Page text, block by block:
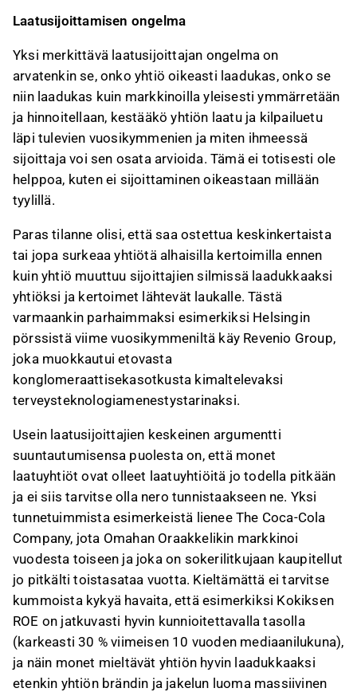
Laatusijoittamisen ongelma
Yksi merkittävä laatusijoittajan ongelma on
arvatenkin se, onko yhtiö oikeasti laadukas, onko se
niin laadukas kuin markkinoilla yleisesti ymmärretään
ja hinnoitellaan, kestääkö yhtiön laatu ja kilpailuetu
läpi tulevien vuosikymmenien ja miten ihmeessä
sijoittaja voi sen osata arvioida. Tämä ei totisesti ole
helppoa, kuten ei sijoittaminen oikeastaan millään
tyylillä.
Paras tilanne olisi, että saa ostettua keskinkertaista
tai jopa surkeaa yhtiötä alhaisilla kertoimilla ennen
kuin yhtiö muuttuu sijoittajien silmissä laadukkaaksi
yhtiöksi ja kertoimet lähtevät laukalle. Tästä
varmaankin parhaimmaksi esimerkiksi Helsingin
pörssistä viime vuosikymmeniltä käy Revenio Group,
joka muokkautui etovasta
konglomeraattisekasotkusta kimaltelevaksi
terveysteknologiamenestystarinaksi.
Usein laatusijoittajien keskeinen argumentti
suuntautumisensa puolesta on, että monet
laatuyhtiöt ovat olleet laatuyhtiöitä jo todella pitkään
ja ei siis tarvitse olla nero tunnistaakseen ne. Yksi
tunnetuimmista esimerkeistä lienee The Coca-Cola
Company, jota Omahan Oraakkelikin markkinoi
vuodesta toiseen ja joka on sokerilitkujaan kaupitellut
jo pitkälti toistasataa vuotta. Kieltämättä ei tarvitse
kummoista kykyä havaita, että esimerkiksi Kokiksen
ROE on jatkuvasti hyvin kunnioitettavalla tasolla
(karkeasti 30 % viimeisen 10 vuoden mediaanilukuna),
ja näin monet mieltävät yhtiön hyvin laadukkaaksi
etenkin yhtiön brändin ja jakelun luoma massiivinen